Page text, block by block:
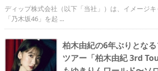
ディップ株式会社（以下「当社」）は、イメージ
「乃木坂46」を起 ...
柏木由紀の6年ぶりとな
ツアー「柏木由紀 3rd